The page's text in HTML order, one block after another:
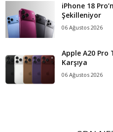
iPhone 18
Şekilleniyor
06 Ağustos 2026
Apple A20 Pro
Karşıya
06 Ağustos 2026